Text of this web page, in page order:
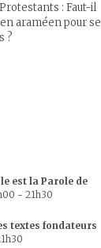
: Faut-il
araméen pour se
?
est la Parole de
- 21h30
textes fondateurs